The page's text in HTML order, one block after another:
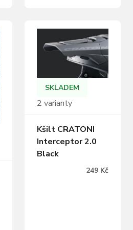
SKLADEM
2 varianty
Kšilt CRATONI
Interceptor 2.0
Black
249 Kč